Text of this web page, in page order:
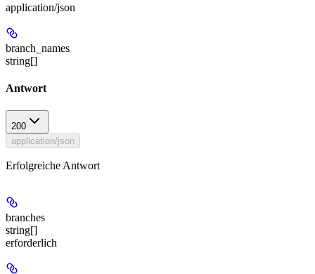
application/json
branch_names
string[]
Antwort
200
application/json
Erfolgreiche Antwort
branches
string[]
erforderlich